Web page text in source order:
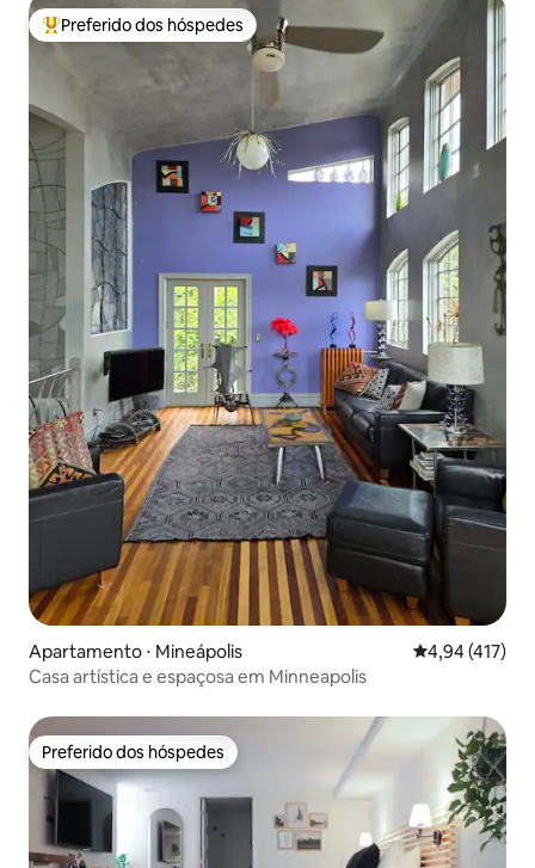
Entre os melhores preferidos dos hóspedes
Preferido dos hóspedes
Apartamento ⋅ Mineápolis 4,94 de uma
4,94 (417)
Casa artística e espaçosa em Minneapolis
Preferido dos hóspedes
Preferido dos hóspedes